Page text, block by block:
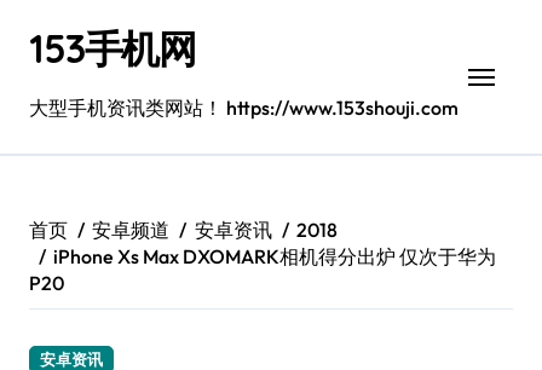
153手机网
大型手机资讯类网站！ https://www.153shouji.com
首页 安卓频道 安卓资讯
2018
iPhone Xs Max DXOMARK相机得分出炉 仅次于华为
P20
安卓资讯